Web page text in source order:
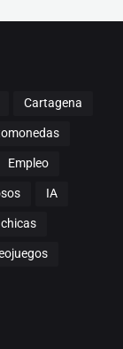
Cartagena
Empleo
IA